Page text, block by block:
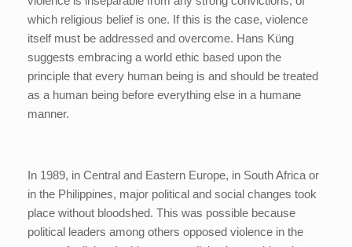
which religious belief is one. If this is the case, violence
itself must be addressed and overcome. Hans Küng
suggests embracing a world ethic based upon the
principle that every human being is and should be treated
as a human being before everything else in a humane
manner.
In 1989, in Central and Eastern Europe, in South Africa or
in the Philippines, major political and social changes took
place without bloodshed. This was possible because
political leaders among others opposed violence in the